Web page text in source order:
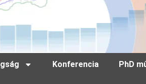
Konferencia PhD